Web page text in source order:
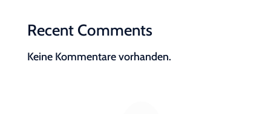
Recent Comments
Keine Kommentare vorhanden.